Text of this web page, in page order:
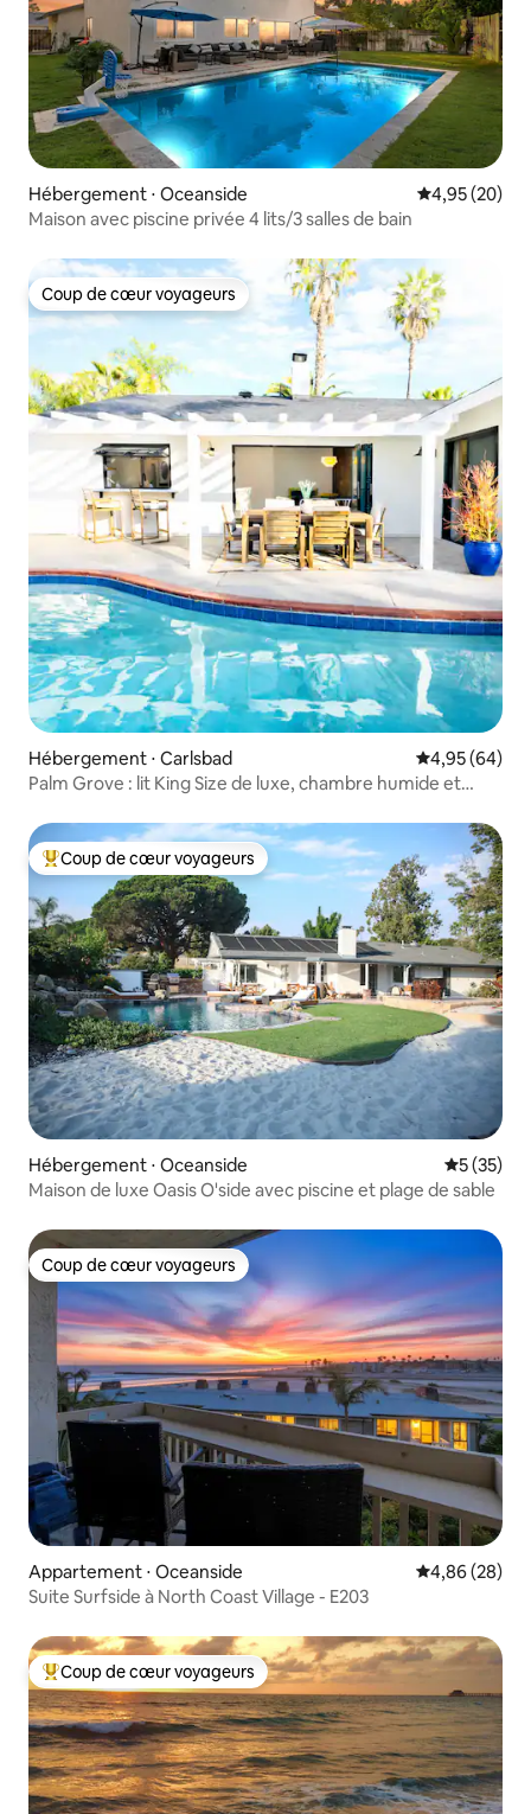
Hébergement ⋅ Oceanside Évaluation
4,95 (20)
Maison avec piscine privée 4 lits/3 salles de bain
Coup de cœur voyageurs
Coup de cœur voyageurs
Hébergement ⋅ Carlsbad Évaluation
4,95 (64)
Palm Grove : lit King Size de luxe, chambre humide et
Coups de cœur voyageurs les plus appréciés
Coup de cœur voyageurs
Hébergement ⋅ Oceanside
5 (35)
Maison de luxe Oasis O'side avec piscine et plage de sable
Coup de cœur voyageurs
Coup de cœur voyageurs
Appartement ⋅ Oceanside Évaluation
4,86 (28)
Suite Surfside à North Coast Village - E203
Coups de cœur voyageurs les plus appréciés
Coup de cœur voyageurs